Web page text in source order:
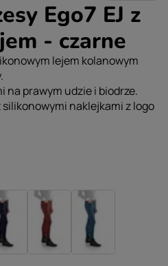
Ego7 EJ z
- czarne
lejem kolanowym
prawym udzie i biodrze.
naklejkami z logo